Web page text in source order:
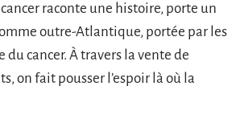
raconte une histoire, porte un
outre-Atlantique, portée par les
cancer. À travers la vente de
on fait pousser l’espoir là où la